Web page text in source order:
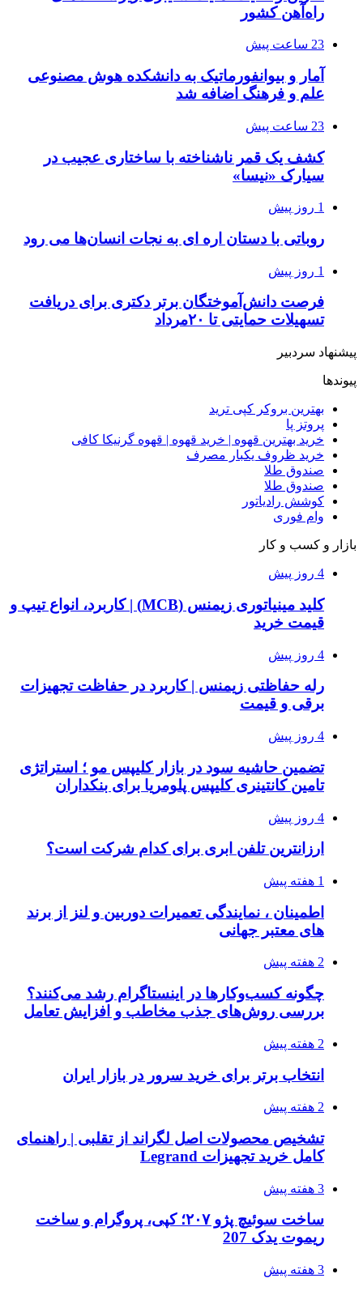
راه‌آهن کشور
23 ساعت پیش
آمار و بیوانفورماتیک به دانشکده هوش مصنوعی
علم و فرهنگ اضافه شد
23 ساعت پیش
کشف یک قمر ناشناخته با ساختاری عجیب در
سیارک «نیسا»
1 روز پیش
روباتی با دستان اره ای به نجات انسان‌ها می رود
1 روز پیش
فرصت دانش‌آموختگان برتر دکتری‌ برای دریافت
تسهیلات حمایتی تا ۲۰مرداد
پیشنهاد سردبیر
پیوندها
بهترین بروکر کپی ترید
پروتز پا
خرید بهترین قهوه | خرید قهوه | قهوه گرنیکا کافی
خرید ظروف یکبار مصرف
صندوق طلا
صندوق طلا
کوشش رادیاتور
وام فوری
بازار و کسب و کار
4 روز پیش
کلید مینیاتوری زیمنس (MCB) | کاربرد، انواع تیپ و
قیمت خرید
4 روز پیش
رله حفاظتی زیمنس | کاربرد در حفاظت تجهیزات
برقی و قیمت
4 روز پیش
تضمین حاشیه سود در بازار کلیپس مو ؛ استراتژی
تامین کانتینری کلیپس پلومریا برای بنکداران
4 روز پیش
ارزانترین تلفن ابری برای کدام شرکت است؟
1 هفته پیش
اطمینان ، نمایندگی تعمیرات دوربین و لنز از برند
های معتبر جهانی
2 هفته پیش
چگونه کسب‌وکارها در اینستاگرام رشد می‌کنند؟
بررسی روش‌های جذب مخاطب و افزایش تعامل
2 هفته پیش
انتخاب برتر برای خرید سرور در بازار ایران
2 هفته پیش
تشخیص محصولات اصل لگراند از تقلبی | راهنمای
کامل خرید تجهیزات Legrand
3 هفته پیش
ساخت سوئیچ پژو ۲۰۷؛ کپی، پروگرام و ساخت
ریموت یدک 207
3 هفته پیش